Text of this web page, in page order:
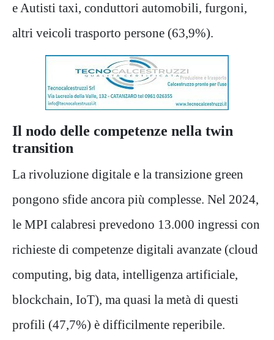
e Autisti taxi, conduttori automobili, furgoni,
altri veicoli trasporto persone (63,9%).
Il nodo delle competenze nella twin
transition
La rivoluzione digitale e la transizione green
pongono sfide ancora più complesse. Nel 2024,
le MPI calabresi prevedono 13.000 ingressi con
richieste di competenze digitali avanzate (cloud
computing, big data, intelligenza artificiale,
blockchain, IoT), ma quasi la metà di questi
profili (47,7%) è difficilmente reperibile.